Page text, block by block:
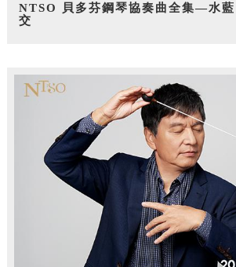
NTSO 貝多芬鋼琴協奏曲全集—水藍
交